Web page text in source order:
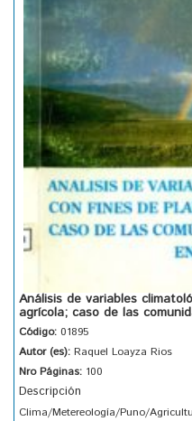
Análisis de variables
agrícola; caso de las
Código: 01895
Autor (es): Raquel Loayza Rios
Nro Páginas: 100
Descripción
Clima/Metereología/Puno/